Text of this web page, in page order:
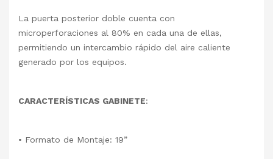
La puerta posterior doble cuenta con
microperforaciones al 80% en cada una de ellas,
permitiendo un intercambio rápido del aire caliente
generado por los equipos.
CARACTERÍSTICAS GABINETE:
• Formato de Montaje: 19”